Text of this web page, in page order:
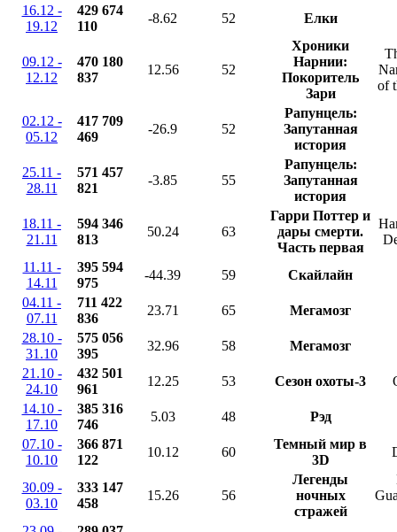
16.12 -
19.12
429 674
110
-8.62 52 Елки
09.12 -
12.12
470 180
837
12.56 52
Хроники
Нарнии:
Покоритель
Зари
of
02.12 -
05.12
417 709
469
-26.9 52
Рапунцель:
Запутанная
история
25.11 -
28.11
571 457
821
-3.85 55
Рапунцель:
Запутанная
история
18.11 -
21.11
594 346
813
50.24 63
Гарри Поттер и
дары смерти.
Часть первая
11.11 -
14.11
395 594
975
-44.39 59
Скайлайн
04.11 -
07.11
711 422
836
23.71 65
Мегамозг
28.10 -
31.10
575 056
395
32.96 58
Мегамозг
21.10 -
24.10
432 501
961
12.25 53 Сезон охоты-3
14.10 -
17.10
385 316
746
5.03 48
Рэд
07.10 -
10.10
366 871
122
10.12 60
Темный мир в
3D
30.09 -
03.10
333 147
458
15.26 56
Легенды
ночных
стражей